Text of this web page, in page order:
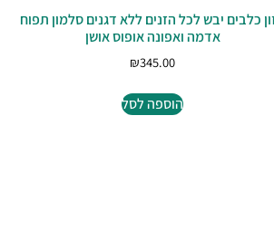
כלבים יבש לכל הזנים ללא דגנים סלמון תפוח
אדמה ואפונה אופוס אושן
₪345.00
הוספה לסל